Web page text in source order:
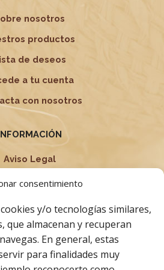
consentimiento
y/o tecnologías similares,
que almacenan y recuperan
En general, estas
para finalidades muy
nosotros
productos
de deseos
a tu cuenta
con nosotros
Aviso Legal
de privacidad
y Condiciones
de cookies
de desistimiento